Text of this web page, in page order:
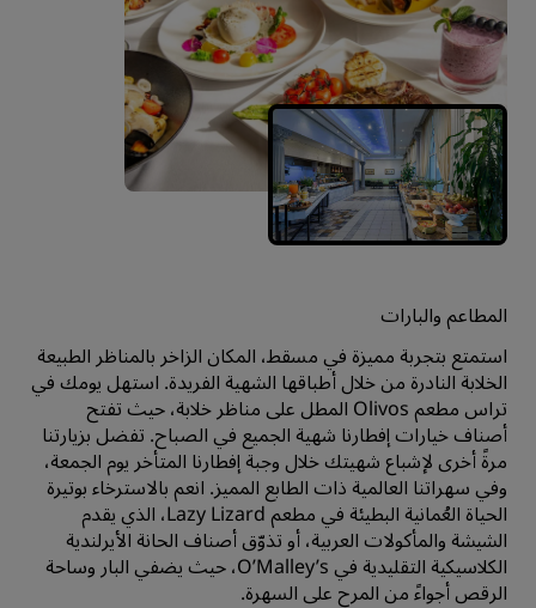
المطاعم والبارات
استمتع بتجربة مميزة في مسقط، المكان الزاخر بالمناظر الطبيعة
الخلابة النادرة من خلال أطباقها الشهية الفريدة. استهل يومك في
تراس مطعم Olivos المطل على مناظر خلابة، حيث تفتح
أصناف خيارات إفطارنا شهية الجميع في الصباح. تفضل بزيارتنا
مرةً أخرى لإشباع شهيتك خلال وجبة إفطارنا المتأخر يوم الجمعة،
وفي سهراتنا العالمية ذات الطابع المميز. انعم بالاسترخاء بوتيرة
الحياة العُمانية البطيئة في مطعم Lazy Lizard، الذي يقدم
الشيشة والمأكولات العربية، أو تذوّق أصناف الحانة الأيرلندية
الكلاسيكية التقليدية في O’Malley’s، حيث يضفي البار وساحة
الرقص أجواءً من المرح على السهرة.